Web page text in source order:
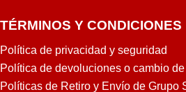
TÉRMINOS Y CONDICIONES
Política de privacidad y seguridad
Política de devoluciones o cambio
Políticas de Retiro y Envío de Grupo